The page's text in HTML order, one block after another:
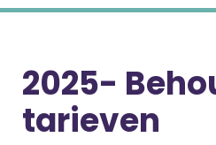
2025-
tarieven